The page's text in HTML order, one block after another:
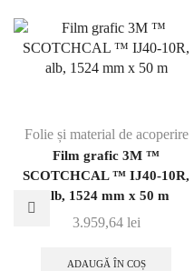
Folie și material de acoperire
Film grafic 3M ™
SCOTCHCAL ™ IJ40-10R,
alb, 1524 mm x 50 m
3.959,64 lei
ADAUGĂ ÎN COȘ